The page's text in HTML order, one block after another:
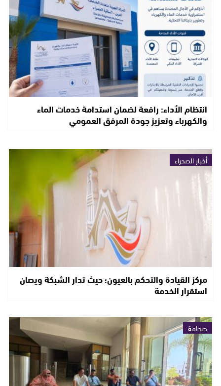
انتظام الأداء: رافعة لضمان استدامة خدمات الماء
والكهرباء وتعزيز جودة المرفق العمومي
أخبار الصحراء
مركز القيادة والتحكم بالعيون؛ حيث تدار الشبكة ويصان
استقرار الخدمة
صحافة